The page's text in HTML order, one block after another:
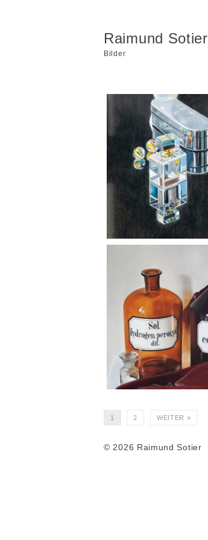
Raimund Sotier
Bilder
Zwei Murmeln
1 2 WEITER »
© 2026 Raimund Sotier